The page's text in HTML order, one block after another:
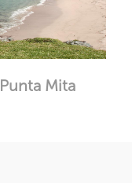
Punta Mita